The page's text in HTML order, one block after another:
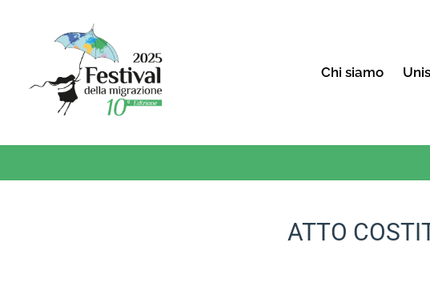
Chi siamo
ATTO